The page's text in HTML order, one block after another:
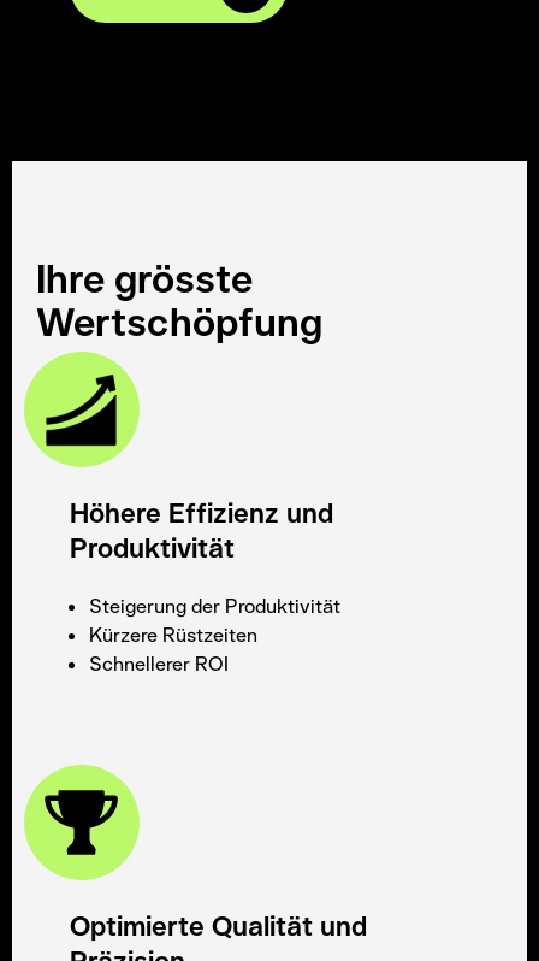
Ihre grösste
Wertschöpfung
Höhere Effizienz und
Produktivität
Steigerung der Produktivität
Kürzere Rüstzeiten
Schnellerer ROI
Optimierte Qualität und